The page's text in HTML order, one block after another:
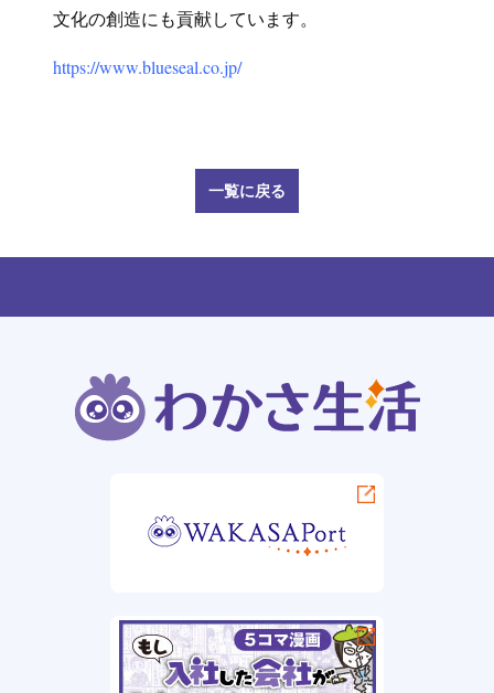
文化の創造にも貢献しています。
https://www.blueseal.co.jp/
一覧に戻る